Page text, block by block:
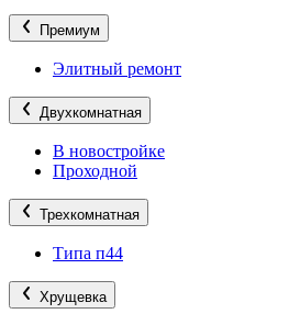
Премиум
Элитный ремонт
Двухкомнатная
В новостройке
Проходной
Трехкомнатная
Типа п44
Хрущевка